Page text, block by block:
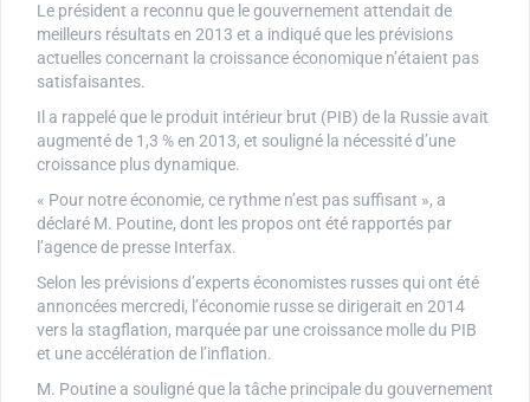
Le président a reconnu que le gouvernement attendait de
meilleurs résultats en 2013 et a indiqué que les prévisions
actuelles concernant la croissance économique n’étaient pas
satisfaisantes.
Il a rappelé que le produit intérieur brut (PIB) de la Russie avait
augmenté de 1,3 % en 2013, et souligné la nécessité d’une
croissance plus dynamique.
« Pour notre économie, ce rythme n’est pas suffisant », a
déclaré M. Poutine, dont les propos ont été rapportés par
l’agence de presse Interfax.
Selon les prévisions d’experts économistes russes qui ont été
annoncées mercredi, l’économie russe se dirigerait en 2014
vers la stagflation, marquée par une croissance molle du PIB
et une accélération de l’inflation.
M. Poutine a souligné que la tâche principale du gouvernement